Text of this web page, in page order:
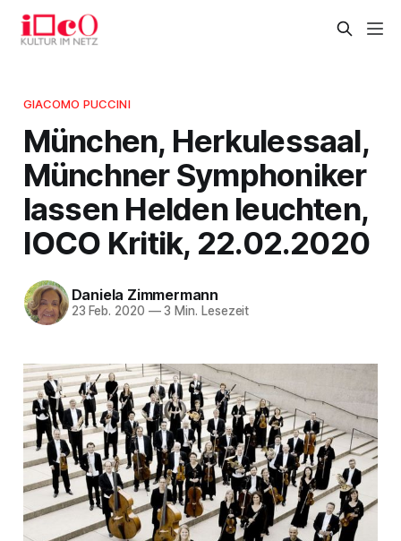
GIACOMO PUCCINI
München, Herkulessaal,
Münchner Symphoniker
lassen Helden leuchten,
IOCO Kritik, 22.02.2020
Daniela Zimmermann
23 Feb. 2020 —3 Min. Lesezeit